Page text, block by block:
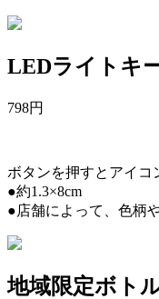
LEDライトキ
798円
ボタンを押すとアイコ
●約1.3×8cm
●店舗によって、色柄
地域限定ボト